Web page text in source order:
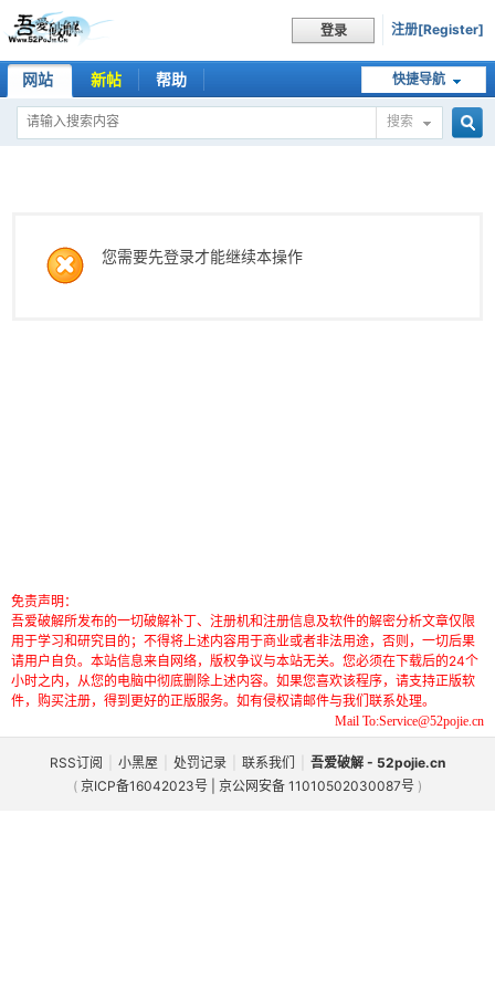
登录 注册[Register]
快捷导航
网站 新帖 帮助
搜索
您需要先登录才能继续本操作
免责声明：
吾爱破解所发布的一切破解补丁、注册机和注册信息及软件的解密分析文章仅限
用于学习和研究目的；不得将上述内容用于商业或者非法用途，否则，一切后果
请用户自负。本站信息来自网络，版权争议与本站无关。您必须在下载后的24个
小时之内，从您的电脑中彻底删除上述内容。如果您喜欢该程序，请支持正版软
件，购买注册，得到更好的正版服务。如有侵权请邮件与我们联系处理。
Mail To:Service@52pojie.cn
RSS订阅 小黑屋 处罚记录 联系我们
吾爱破解 - 52pojie.cn
( 京ICP备16042023号 | 京公网安备 11010502030087号 )